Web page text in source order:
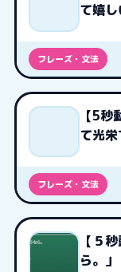
て嬉し
フレーズ・文法
【5
て光栄
フレーズ・文法
【５
ら。」